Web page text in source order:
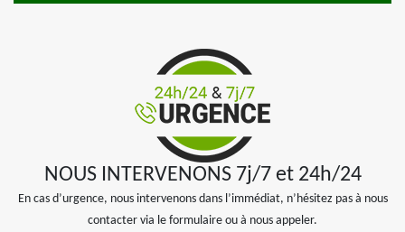
NOUS INTERVENONS 7j/7 et 24h/24
En cas d’urgence, nous intervenons dans l’immédiat, n’hésitez pas à nous
contacter via le formulaire ou à nous appeler.